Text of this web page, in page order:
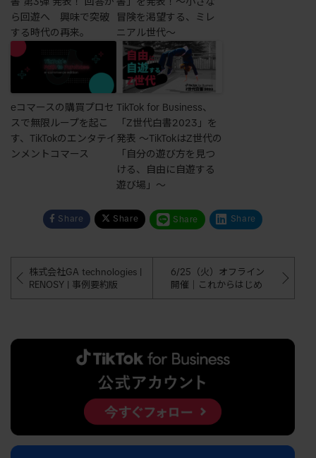
ら回遊へ 興味で突破
する時代の再来。
冒険を渇望する、ミレ
ニアル世代〜
eコマースの購買プロセ
スで無限ループを起こ
す、TikTokのエンタテイ
ンメントコマース
TikTok for Business、
「Z世代白書2023」を
発表 〜TikTokはZ世代の
「自分の遊び方を見つ
ける、自由に自遊する
遊び場」〜
Share Share Share Share
株式会社GA technologies |
RENOSY | 事例要約版
6/25（火）オフライン
開催｜これからはじめ
る！TikTok広告徹底解説